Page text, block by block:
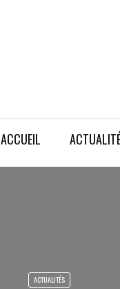
ACCUEIL
ACTUALITÉS